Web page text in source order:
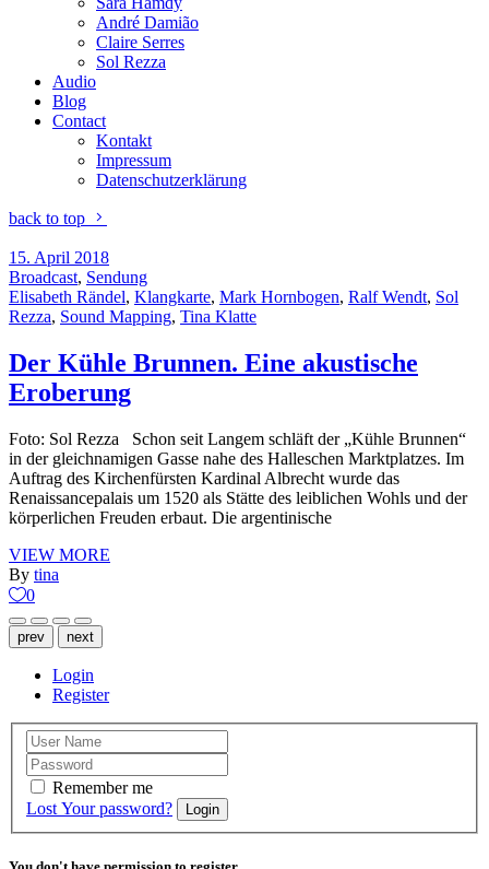
André Damião
Claire Serres
Sol Rezza
Audio
Blog
Contact
Kontakt
Impressum
Datenschutzerklärung
back to top
15. April 2018
Broadcast, Sendung
Elisabeth Rändel, Klangkarte, Mark Hornbogen, Ralf Wendt, Sol
Rezza, Sound Mapping, Tina Klatte
Der Kühle Brunnen. Eine akustische
Eroberung
Foto: Sol Rezza Schon seit Langem schläft der „Kühle Brunnen“
in der gleichnamigen Gasse nahe des Halleschen Marktplatzes. Im
Auftrag des Kirchenfürsten Kardinal Albrecht wurde das
Renaissancepalais um 1520 als Stätte des leiblichen Wohls und der
körperlichen Freuden erbaut. Die argentinische
VIEW MORE
By tina
0
prev next
Login
Register
Remember me
Lost Your password?
Login